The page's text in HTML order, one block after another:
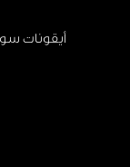
أيقونات